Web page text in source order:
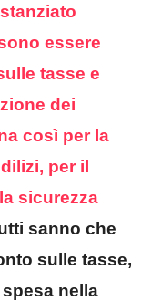
essere
tasse e
dei
così per la
per il
sicurezza
sanno che
sulle tasse,
nella